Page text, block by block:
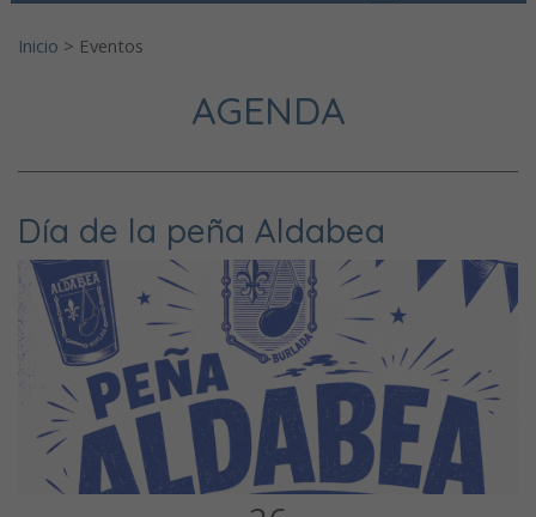
Inicio > Eventos
AGENDA
Día de la peña Aldabea